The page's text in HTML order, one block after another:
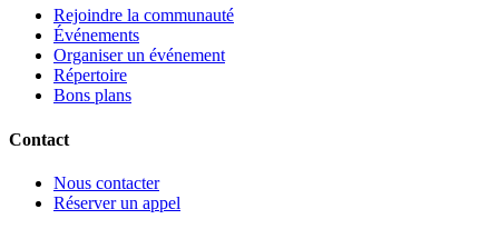
Rejoindre la communauté
Événements
Organiser un événement
Répertoire
Bons plans
Contact
Nous contacter
Réserver un appel